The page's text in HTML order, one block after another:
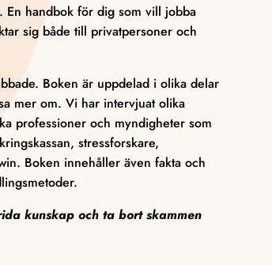
handbok för dig som vill jobba
sig både till privatpersoner och
Boken är uppdelad i olika delar
mer om. Vi har intervjuat olika
professioner och myndigheter som
stressforskare,
Boken innehåller även fakta och
kunskap och ta bort skammen